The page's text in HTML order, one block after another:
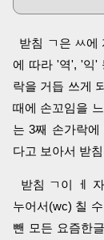
받침 ㄱ은 ㅆ에
에 따라 '역', '익'
락을 거듭 쓰게
때에 손꼬임을
는 3째 손가락
다고 보아서 받
받침 ㄱ이 ㅔ
누어서(wc) 칠
뺀 모든 요즘한